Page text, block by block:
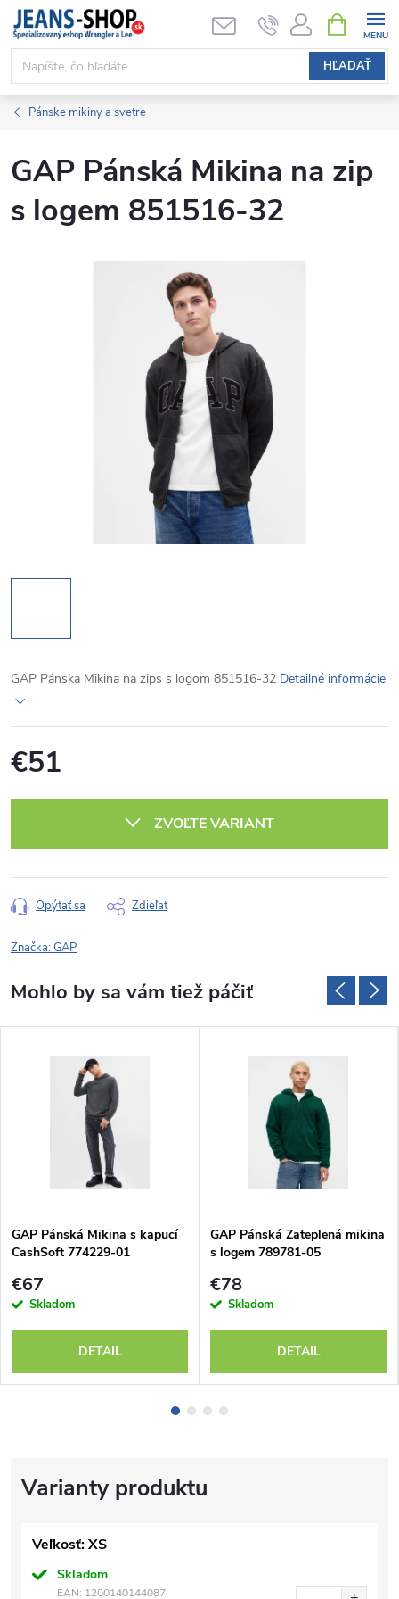
Prejsť
obsah
HĽADAŤ
KOŠÍK
Pánske mikiny a svetre
GAP Pánská Mikina na zip
s logem 851516-32
GAP Pánska Mikina na zips s logom 851516-32 Detailné informácie
€51
ZVOĽTE VARIANT
Opýtať sa Zdieľať
Značka:GAP
Veľkosť: XS
Skladom
EAN: 1200140144087
GAP Pánská Mikina s kapucí
CashSoft 774229-01
€67
Skladom
DETAIL
GAP Pánská Zateplená mikina
s logem 789781-05
€78
Skladom
DETAIL